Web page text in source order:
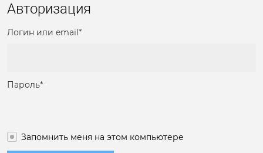
Авторизация
Логин или email*
Пароль*
Запомнить меня на этом компьютере